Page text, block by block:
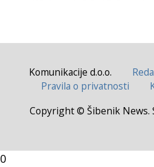
Komunikacije d.o.o.
Pravila o privatnosti
Copyright © Šibenik News.
0